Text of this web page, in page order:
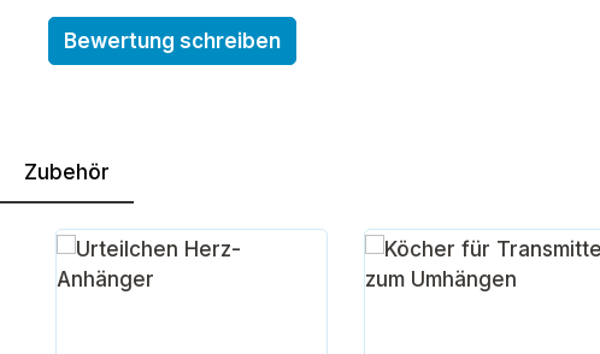
Bewertung schreiben
Zubehör
Produktgalerie überspringen